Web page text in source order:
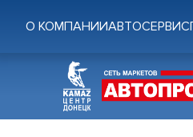
О КОМПАНИИАВТОСЕРВИС